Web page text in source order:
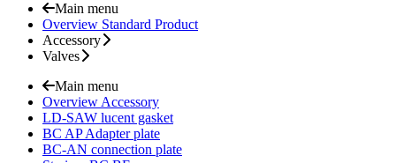
Main menu
Overview Standard Product
Accessory
Valves
Main menu
Overview Accessory
LD-SAW lucent gasket
BC AP Adapter plate
BC-AN connection plate